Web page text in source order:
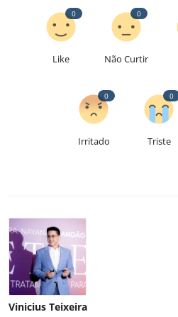
Like
0
Não Curtir
0
Irritado
0
Triste
0
Vinicius Teixeira